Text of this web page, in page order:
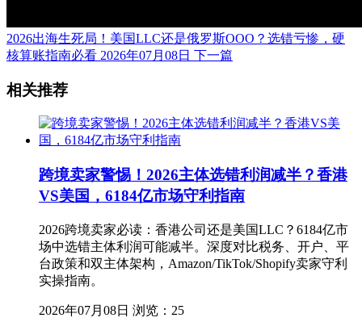
2026出海生死局！美国LLC还是俄罗斯OOO？选错亏惨，硬
核算账指南必看 2026年07月08日 下一篇
相关推荐
跨境卖家警惕！2026主体选错利润减半？香港
VS美国，6184亿市场守利指南
2026跨境卖家必读：香港公司还是美国LLC？6184亿市
场中选错主体利润可能减半。深度对比税务、开户、平
台政策和双主体架构，Amazon/TikTok/Shopify卖家守利
实操指南。
2026年07月08日 浏览：25